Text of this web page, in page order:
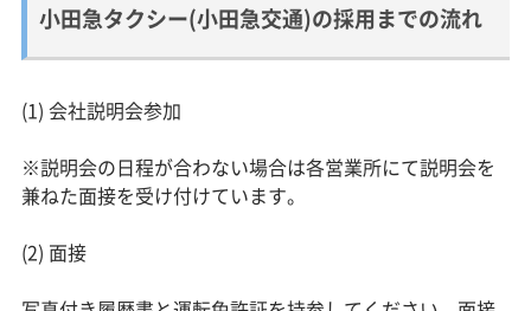
小田急タクシー(小田急交通)の採用までの流れ
(1) 会社説明会参加
※説明会の日程が合わない場合は各営業所にて説明会を
兼ねた面接を受け付けています。
(2) 面接